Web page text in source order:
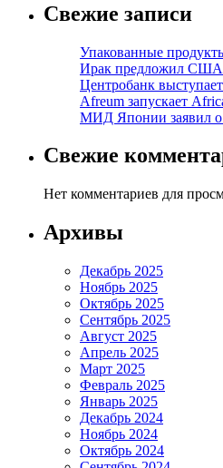
Свежие записи
Упакованные
Ирак предложил США
Центробанк
Afreum запускает
МИД Японии заявил о
Свежие
Нет комментариев для
Архивы
Декабрь 2025
Ноябрь 2025
Октябрь 2025
Сентябрь 2025
Август 2025
Апрель 2025
Март 2025
Февраль 2025
Январь 2025
Декабрь 2024
Ноябрь 2024
Октябрь 2024